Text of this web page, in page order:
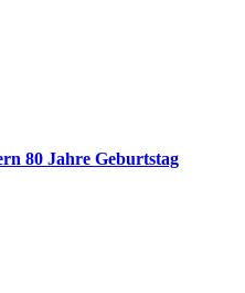
80 Jahre Geburtstag